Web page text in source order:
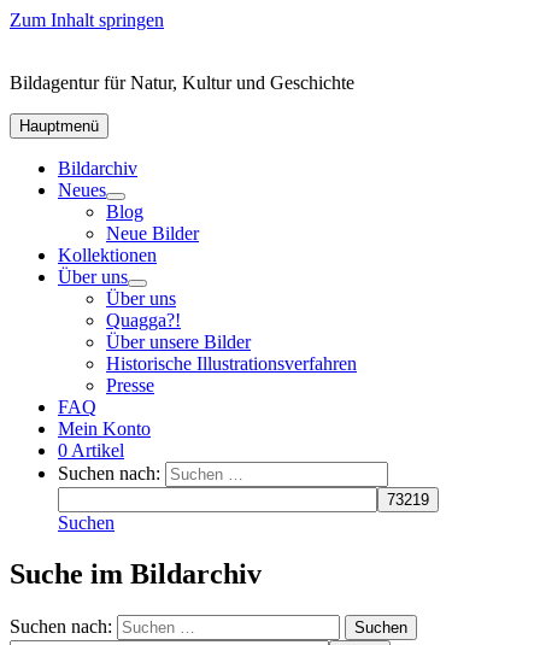
Zum Inhalt springen
Bildagentur für Natur, Kultur und Geschichte
Hauptmenü
Bildarchiv
Neues
Blog
Neue Bilder
Kollektionen
Über uns
Über uns
Quagga?!
Über unsere Bilder
Historische Illustrationsverfahren
Presse
FAQ
Mein Konto
0 Artikel
Suchen nach:
Suchen
Suche im Bildarchiv
Suchen nach: